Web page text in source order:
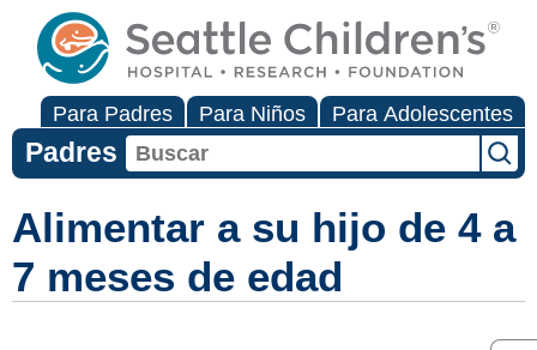
Para Padres Para Niños Para Adolescentes
Padres
Alimentar a su hijo de 4 a
7 meses de edad